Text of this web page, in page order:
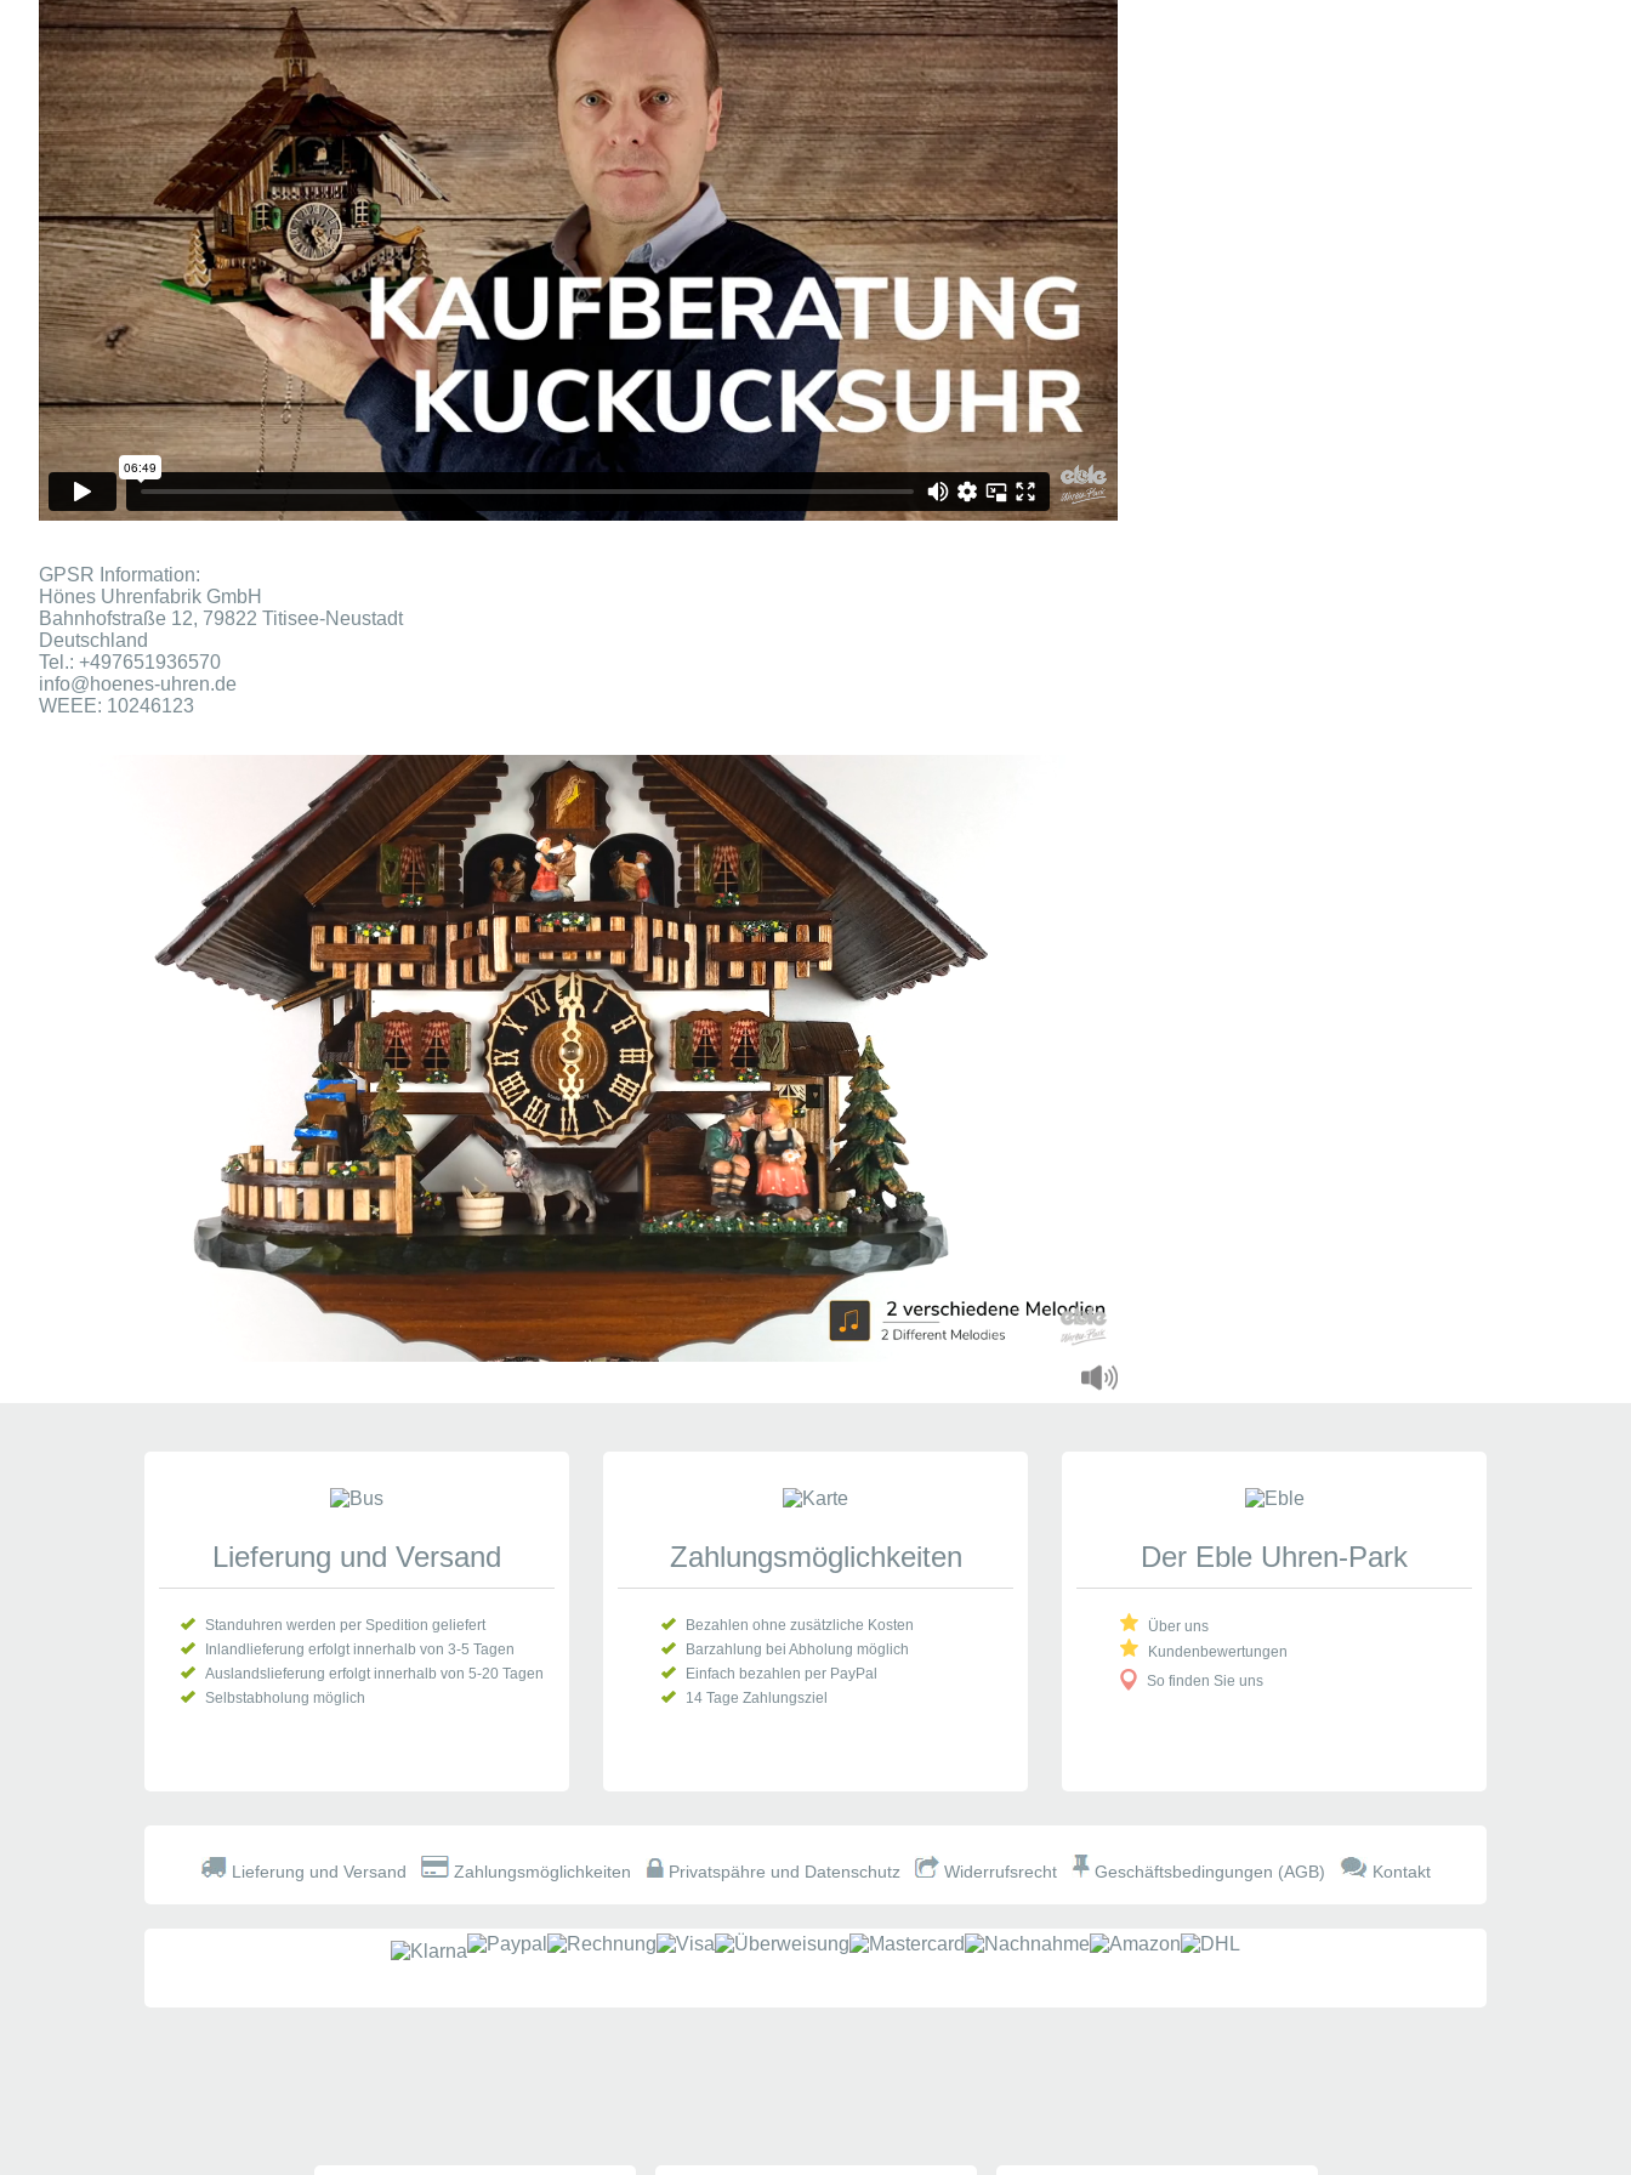
GPSR Information:
Hönes Uhrenfabrik GmbH
Bahnhofstraße 12, 79822 Titisee-Neustadt
Deutschland
Tel.: +497651936570
info@hoenes-uhren.de
WEEE: 10246123
Lieferung und Versand
Standuhren werden per Spedition geliefert
Inlandlieferung erfolgt innerhalb von 3-5 Tagen
Auslandslieferung erfolgt innerhalb von 5-20 Tagen
Selbstabholung möglich
Zahlungsmöglichkeiten
Bezahlen ohne zusätzliche Kosten
Barzahlung bei Abholung möglich
Einfach bezahlen per PayPal
14 Tage Zahlungsziel
Der Eble Uhren-Park
Über uns
Kundenbewertungen
So finden Sie uns
Lieferung und Versand Zahlungsmöglichkeiten Privatspähre und Datenschutz Widerrufsrecht Geschäftsbedingungen (AGB) Kontakt